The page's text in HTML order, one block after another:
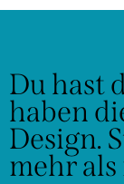
Du hast
haben
Design.
mehr